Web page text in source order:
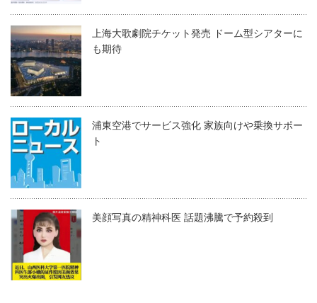
上海大歌劇院チケット発売 ドーム型シアターに
も期待
浦東空港でサービス強化 家族向けや乗換サポー
ト
美顔写真の精神科医 話題沸騰で予約殺到